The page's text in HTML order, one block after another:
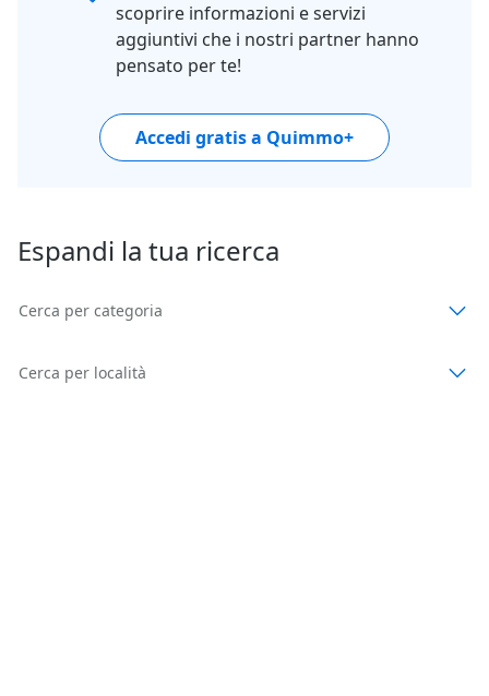
scoprire informazioni e servizi
aggiuntivi che i nostri partner hanno
pensato per te!
Accedi gratis a Quimmo+
Espandi la tua ricerca
Cerca per categoria
Cerca per località